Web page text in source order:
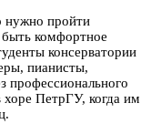
нужно пройти
комфортное
консерватории
пианисты,
профессионального
хоре ПетрГУ, когда им